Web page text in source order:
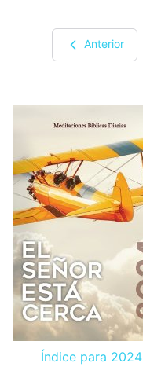
Anterior
Índice para 2024